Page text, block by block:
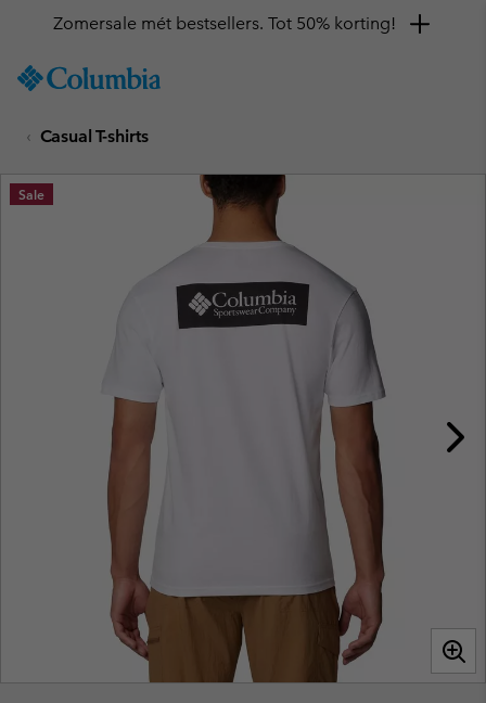
TO
SKIP
MAIN
NAV
Zomersale mét bestsellers. Tot 50% korting!
Casual T-shirts
Sale